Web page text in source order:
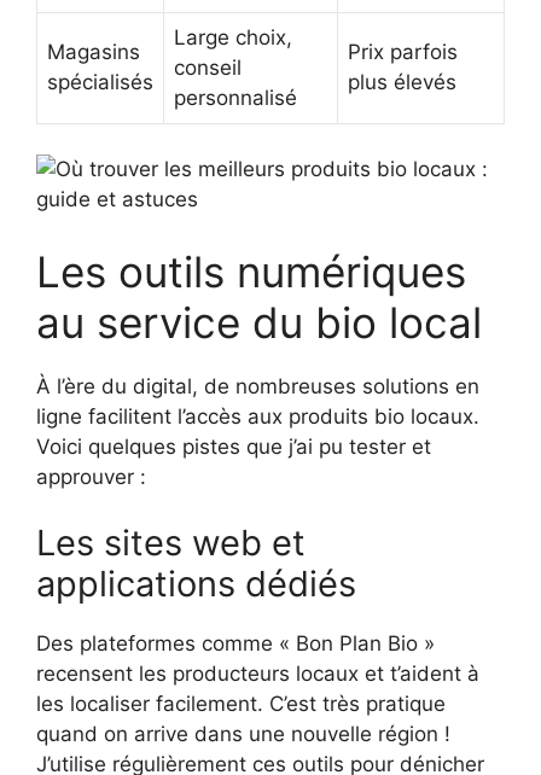
Magasins
spécialisés
Large choix,
conseil
personnalisé
Prix parfois
plus élevés
Les outils numériques
au service du bio local
À l’ère du digital, de nombreuses solutions en
ligne facilitent l’accès aux produits bio locaux.
Voici quelques pistes que j’ai pu tester et
approuver :
Les sites web et
applications dédiés
Des plateformes comme « Bon Plan Bio »
recensent les producteurs locaux et t’aident à
les localiser facilement. C’est très pratique
quand on arrive dans une nouvelle région !
J’utilise régulièrement ces outils pour dénicher